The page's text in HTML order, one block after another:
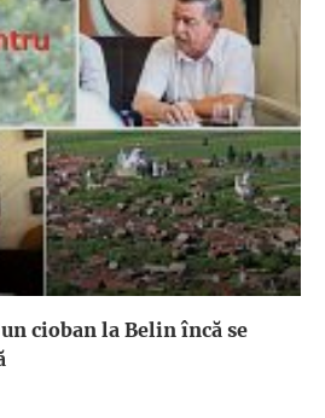
cioban la Belin încă se